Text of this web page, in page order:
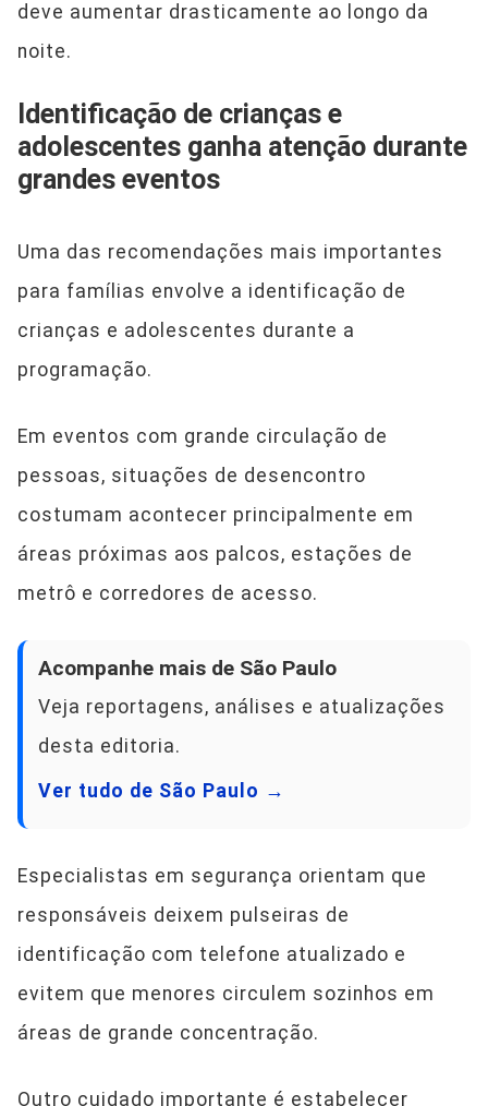
deve aumentar drasticamente ao longo da
noite.
Identificação de crianças e
adolescentes ganha atenção durante
grandes eventos
Uma das recomendações mais importantes
para famílias envolve a identificação de
crianças e adolescentes durante a
programação.
Em eventos com grande circulação de
pessoas, situações de desencontro
costumam acontecer principalmente em
áreas próximas aos palcos, estações de
metrô e corredores de acesso.
Acompanhe mais de São Paulo
Veja reportagens, análises e atualizações
desta editoria.
Ver tudo de São Paulo →
Especialistas em segurança orientam que
responsáveis deixem pulseiras de
identificação com telefone atualizado e
evitem que menores circulem sozinhos em
áreas de grande concentração.
Outro cuidado importante é estabelecer